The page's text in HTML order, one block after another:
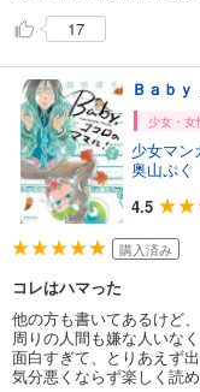
17
Ｂａｂｙ
少女・
少女マン
奥山ぷく
4.5
購入済み
コレはハマった
他の方も書いてあるけど
周りの人間も嫌な人いな
面白すぎて、とりあえず
気分悪くならず楽しく読